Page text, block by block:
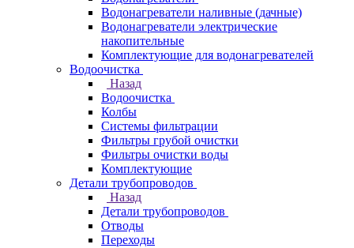
Водонагреватели наливные (дачные)
Водонагреватели электрические
накопительные
Комплектующие для водонагревателей
Водоочистка
Назад
Водоочистка
Колбы
Системы фильтрации
Фильтры грубой очистки
Фильтры очистки воды
Комплектующие
Детали трубопроводов
Назад
Детали трубопроводов
Отводы
Переходы